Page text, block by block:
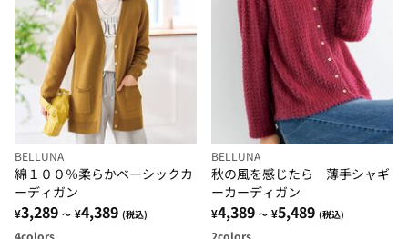
BELLUNA
綿１００％柔らかベーシックカ
ーディガン
¥3,289 ～ ¥4,389 (税込)
BELLUNA
秋の風を感じたら 薄手シャギ
ーカーディガン
¥4,389 ～ ¥5,489 (税込)